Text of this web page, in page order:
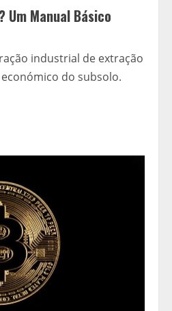
Um Manual Básico
industrial de extração
do subsolo.